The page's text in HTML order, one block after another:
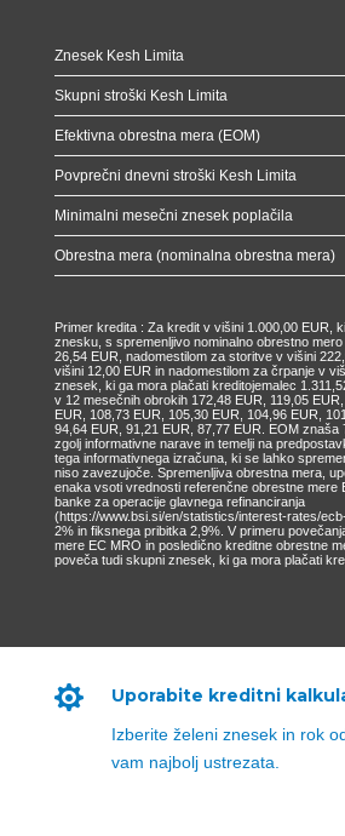
Znesek Kesh Limita
Skupni stroški Kesh Limita
Efektivna obrestna mera (EOM)
Povprečni dnevni stroški Kesh Limita
Minimalni mesečni znesek poplačila
Obrestna mera (nominalna obrestna mera)
Primer kredita : Za kredit v višini 1.000,00 EUR,
znesku, s spremenljivo nominalno obrestno
26,54 EUR, nadomestilom za storitve v višini
višini 12,00 EUR in nadomestilom za črpanje v
znesek, ki ga mora plačati kreditojemalec
v 12 mesečnih obrokih 172,48 EUR, 119,05
EUR, 108,73 EUR, 105,30 EUR, 104,96 EUR,
94,64 EUR, 91,21 EUR, 87,77 EUR. EOM znaša
zgolj informativne narave in temelji na
tega informativnega izračuna, ki se lahko
niso zavezujoče. Spremenljiva obrestna mera,
enaka vsoti vrednosti referenčne obrestne mere
banke za operacije glavnega refinanciranja
(https://www.bsi.si/en/statistics/interest-rates/
2% in fiksnega pribitka 2,9%. V primeru
mere EC MRO in posledično kreditne obrestne
poveča tudi skupni znesek, ki ga mora plačati
 Uporabite kreditni
Izberite želeni znesek in rok
vam najbolj ustrezata.